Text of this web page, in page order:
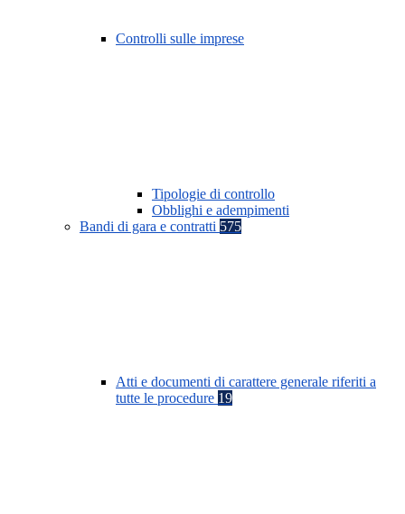
Controlli sulle imprese
Tipologie di controllo
Obblighi e adempimenti
Bandi di gara e contratti 575
Atti e documenti di carattere generale riferiti a
tutte le procedure 19